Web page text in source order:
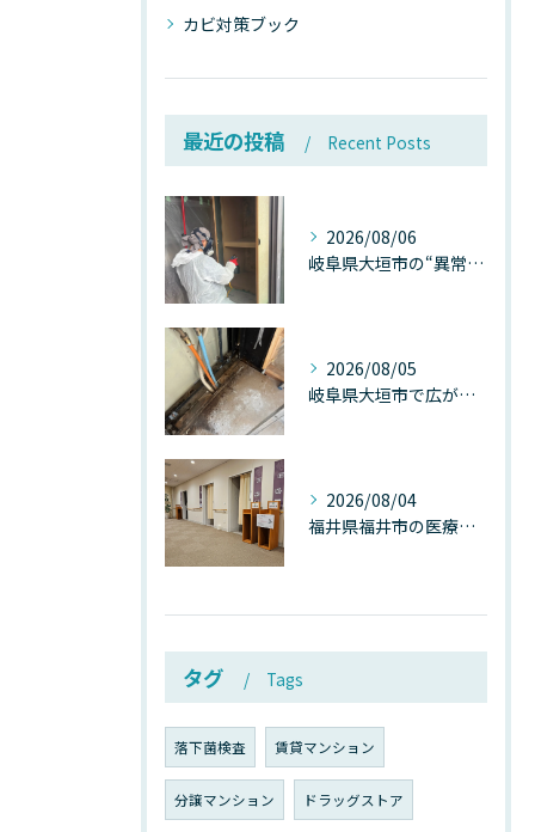
カビ対策ブック
最近の投稿 Recent Posts
2026/08/06
岐阜県大垣市の“異常に高い気温”が建物内部を腐らせる──深層カビが爆発的に増える本当の理由
2026/08/05
岐阜県大垣市で広がる“深層カビ汚染”──なぜ除カビが必要なのか、建物内部で起きている見えない危機
2026/08/04
福井県福井市の医療施設で広がる“見えないカビ汚染”──なぜ除カビが必須なのか、その本質を徹底解説
タグ Tags
落下菌検査 賃貸マンション
分譲マンション ドラッグストア